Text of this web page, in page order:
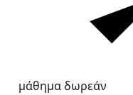
μάθημα δωρεάν